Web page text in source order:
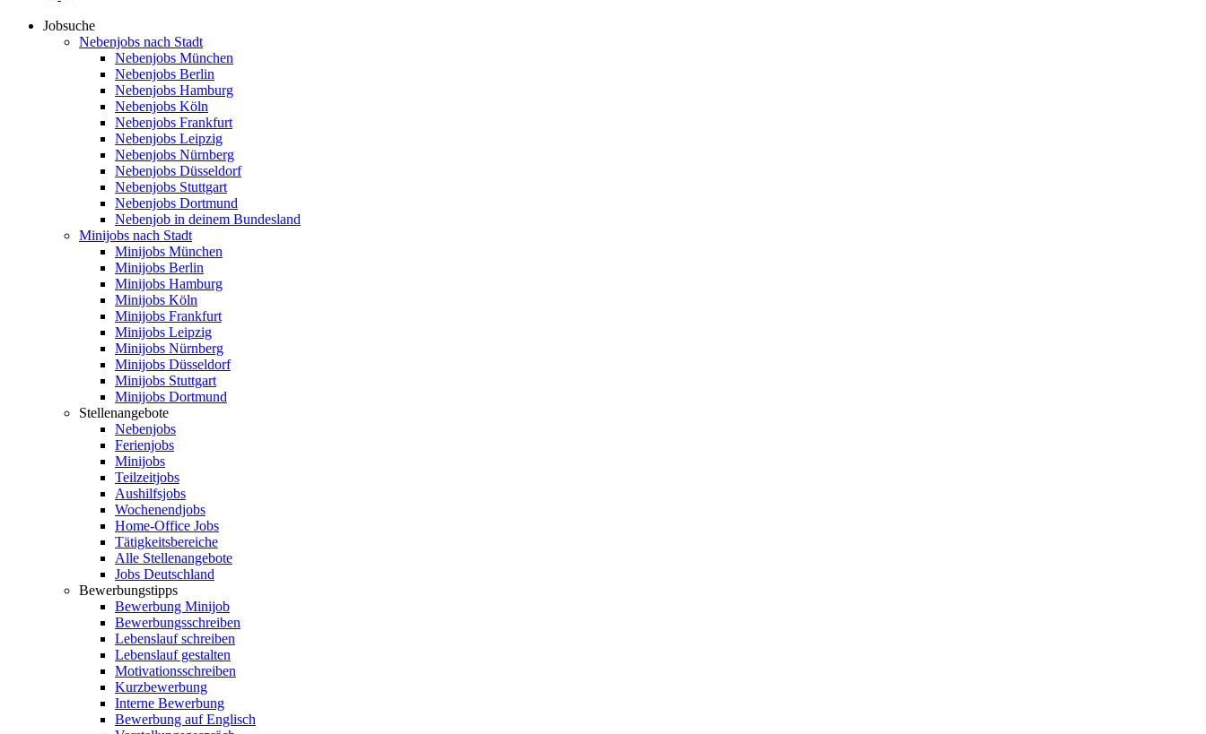
Jobsuche
Nebenjobs nach Stadt
Nebenjobs München
Nebenjobs Berlin
Nebenjobs Hamburg
Nebenjobs Köln
Nebenjobs Frankfurt
Nebenjobs Leipzig
Nebenjobs Nürnberg
Nebenjobs Düsseldorf
Nebenjobs Stuttgart
Nebenjobs Dortmund
Nebenjob in deinem Bundesland
Minijobs nach Stadt
Minijobs München
Minijobs Berlin
Minijobs Hamburg
Minijobs Köln
Minijobs Frankfurt
Minijobs Leipzig
Minijobs Nürnberg
Minijobs Düsseldorf
Minijobs Stuttgart
Minijobs Dortmund
Stellenangebote
Nebenjobs
Ferienjobs
Minijobs
Teilzeitjobs
Aushilfsjobs
Wochenendjobs
Home-Office Jobs
Tätigkeitsbereiche
Alle Stellenangebote
Jobs Deutschland
Bewerbungstipps
Bewerbung Minijob
Bewerbungsschreiben
Lebenslauf schreiben
Lebenslauf gestalten
Motivationsschreiben
Kurzbewerbung
Interne Bewerbung
Bewerbung auf Englisch